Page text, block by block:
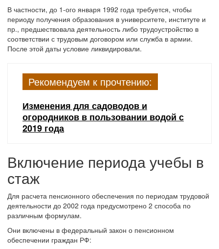
В частности, до 1-ого января 1992 года требуется, чтобы
периоду получения образования в университете, институте и
пр., предшествовала деятельность либо трудоустройство в
соответствии с трудовым договором или служба в армии.
После этой даты условие ликвидировали.
Рекомендуем к прочтению:
Изменения для садоводов и
огородников в пользовании водой с
2019 года
Включение периода учебы в
стаж
Для расчета пенсионного обеспечения по периодам трудовой
деятельности до 2002 года предусмотрено 2 способа по
различным формулам.
Они включены в федеральный закон о пенсионном
обеспечении граждан РФ: